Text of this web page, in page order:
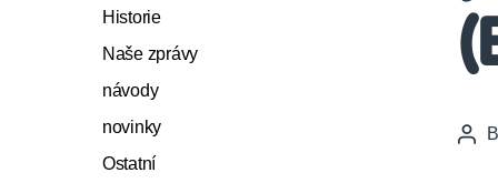
Historie
Naše zprávy
návody
novinky
Ostatní